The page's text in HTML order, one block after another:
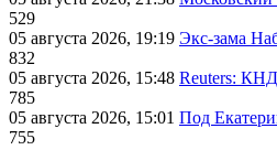
529
05 августа 2026, 19:19 Экс-зама
832
05 августа 2026, 15:48 Reuters:
785
05 августа 2026, 15:01 Под
755